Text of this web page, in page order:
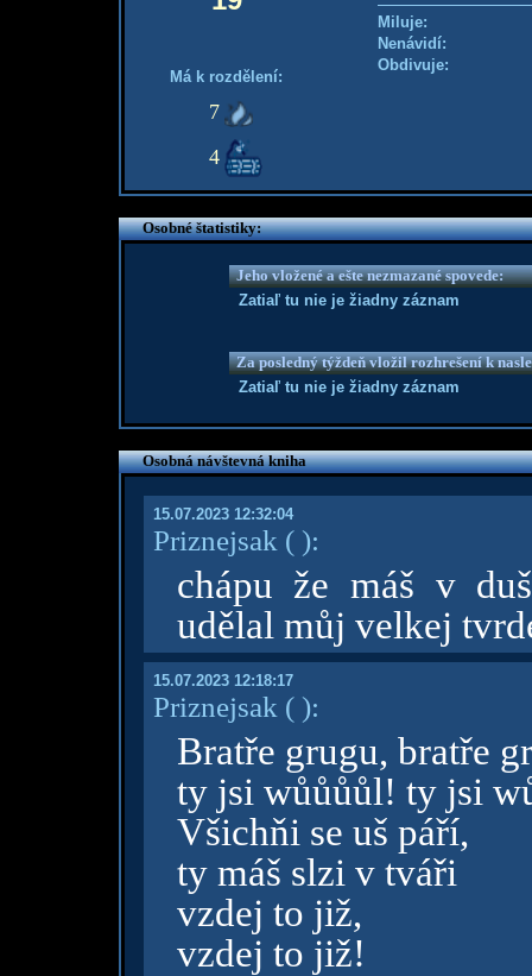
Má k rozdělení:
7
4
Miluje:
Nenávidí:
Obdivuje:
Osobné štatistiky:
Jeho vložené a ešte nezmazané spovede:
Zatiaľ tu nie je žiadny záznam
Za posledný týždeň vložil rozhrešení k
Zatiaľ tu nie je žiadny záznam
Osobná návštevná kniha
15.07.2023 12:32:04
Priznejsak ( ):
chápu že máš v
udělal můj velkej
15.07.2023 12:18:17
Priznejsak ( ):
Bratře grugu, bratře
ty jsi wůůůůl! ty jsi
Všichňi se uš páří,
ty máš slzi v tváři
vzdej to již,
vzdej to již!